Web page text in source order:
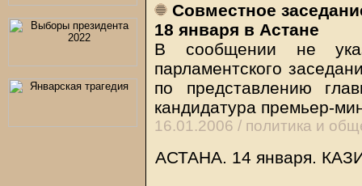
Совместное
18 января в Астане
В сообщении не
парламентского
по представлению
кандидатура премьер-
16.01.2006 / политика и
АСТАНА. 14 января.